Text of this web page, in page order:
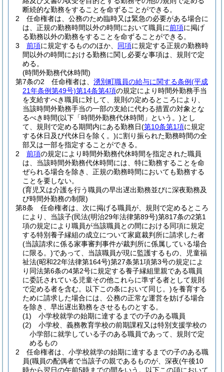
断続的な勤務をすることを命ずることができる。
2
任命権者は、公務のため臨時又は緊急の必要がある場合に
は、正規の勤務時間以外の時間において職員に前項に掲げ
る勤務以外の勤務をすることを命ずることができる。
3
前項に規定するもののほか、 同項に規定する正規の勤務時
間以外の時間における勤務に関し必要な事項は、規則で定
める。
(時間外勤務代休時間)
第7条の2
任命権者は、 湧別町職員の給与に関する条例(平成
21年条例第49号)第14条第4項の規定により時間外勤務手当
を支給すべき職員に対して、規則の定めるところにより、
当該時間外勤務手当の一部の支給に代わる措置の対象とな
るべき時間(以下「時間外勤務代休時間」という。)とし
て、規則で定める期間内にある勤務日(第10条第1項に規定
する休日及び代休日を除く。)に割り振られた勤務時間の全
部又は一部を指定することができる。
2
前項の規定により時間外勤務代休時間を指定された職員
は、当該時間外勤務代休時間には、特に勤務することを命
ぜられる場合を除き、正規の勤務時間においても勤務する
ことを要しない。
(育児又は介護を行う職員の早出遅出勤務並びに深夜勤務及
び時間外勤務の制限)
第8条
任命権者は、次に掲げる職員が、規則で定めるところ
により、当該子(民法(明治29年法律第89号)第817条の2第1
項の規定により職員が当該職員との間における同項に規定
する特別養子縁組の成立について家庭裁判所に請求した者
(当該請求に係る家事審判事件が裁判所に係属している場合
に限る。)であって、当該職員が現に監護するもの、児童福
祉法(昭和22年法律第164号)第27条第1項第3号の規定によ
り同法第6条の4第2号に規定する養子縁組里親である職員
に委託されている児童その他これらに準ずる者として規則
で定める者を含む。以下この条において同じ。)を養育する
ために請求した場合には、公務の正常な運営を妨げる場合
を除き、早出遅出勤務をさせるものとする。
(1)
小学校就学の始期に達するまでの子のある職員
(2)
小学校、義務教育学校の前期課程又は特別支援学校の
小学部に就学している子のある職員であって、規則で定
めるもの
2
任命権者は、小学校就学の始期に達するまでの子のある職
員(職員の配偶者で当該子の親であるものが、深夜(午後10
時から翌日の午前5時までの間をいう。以下この項において